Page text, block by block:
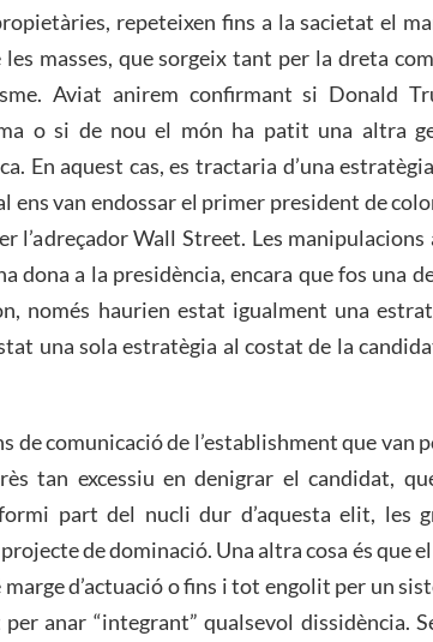
repeteixen fins a la sacietat el
masses, que sorgeix tant per la dreta
Aviat anirem confirmant si Donald
o si de nou el món ha patit una altra
En aquest cas, es tractaria d’una
ens van endossar el primer president de
l’adreçador Wall Street. Les manipulacions
dona a la presidència, encara que fos una
només haurien estat igualment una
una sola estratègia al costat de la
de comunicació de l’establishment que van
tan excessiu en denigrar el candidat,
part del nucli dur d’aquesta elit, les
de dominació. Una altra cosa és que
d’actuació o fins i tot engolit per un
anar “integrant” qualsevol dissidència.